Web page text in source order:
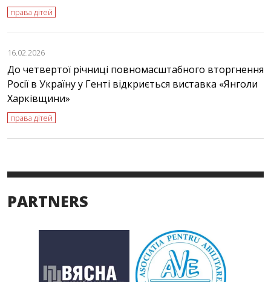
права дітей
16.02.2026
До четвертої річниці повномасштабного вторгнення
Росії в Україну у Генті відкриється виставка «Янголи
Харківщини»
права дітей
PARTNERS